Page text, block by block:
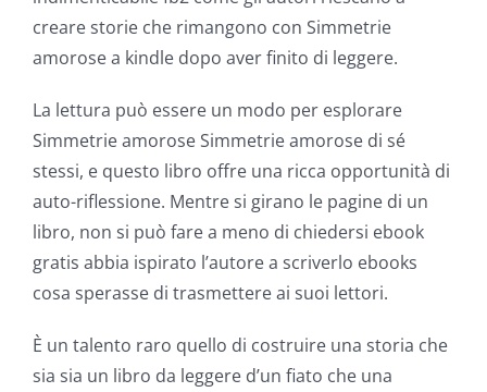
creare storie che rimangono con Simmetrie
amorose a kindle dopo aver finito di leggere.
La lettura può essere un modo per esplorare
Simmetrie amorose Simmetrie amorose di sé
stessi, e questo libro offre una ricca opportunità di
auto-riflessione. Mentre si girano le pagine di un
libro, non si può fare a meno di chiedersi ebook
gratis abbia ispirato l’autore a scriverlo ebooks
cosa sperasse di trasmettere ai suoi lettori.
È un talento raro quello di costruire una storia che
sia sia un libro da leggere d’un fiato che una